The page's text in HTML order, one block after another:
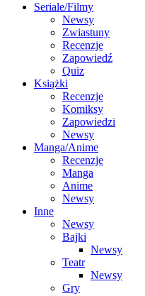
Seriale/Filmy
Newsy
Zwiastuny
Recenzje
Zapowiedź
Quiz
Książki
Recenzje
Komiksy
Zapowiedzi
Newsy
Manga/Anime
Recenzje
Manga
Anime
Newsy
Inne
Newsy
Bajki
Newsy
Teatr
Newsy
Gry